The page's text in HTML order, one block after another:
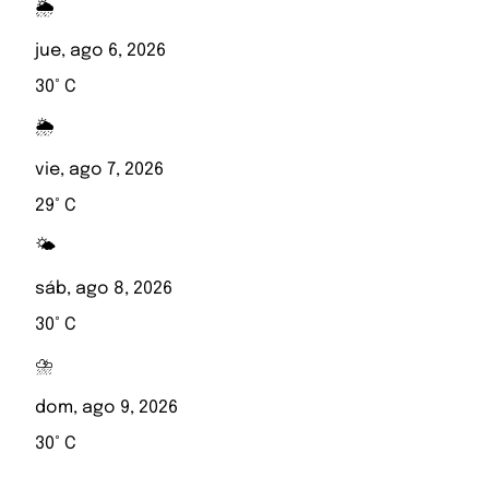
🌦️
jue, ago 6, 2026
30° C
🌦️
vie, ago 7, 2026
29° C
🌤️
sáb, ago 8, 2026
30° C
⛈️
dom, ago 9, 2026
30° C